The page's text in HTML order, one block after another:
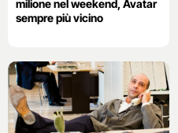
milione nel weekend, Avatar
sempre più vicino